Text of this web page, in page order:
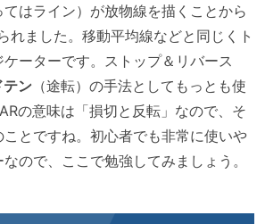
はライン）が放物線を描くことから
れました。移動平均線などと同じくト
ーターです。ストップ＆リバース
テン（途転）の手法としてもっとも使
の意味は「損切と反転」なので、そ
とですね。初心者でも非常に使いや
ので、ここで勉強してみましょう。